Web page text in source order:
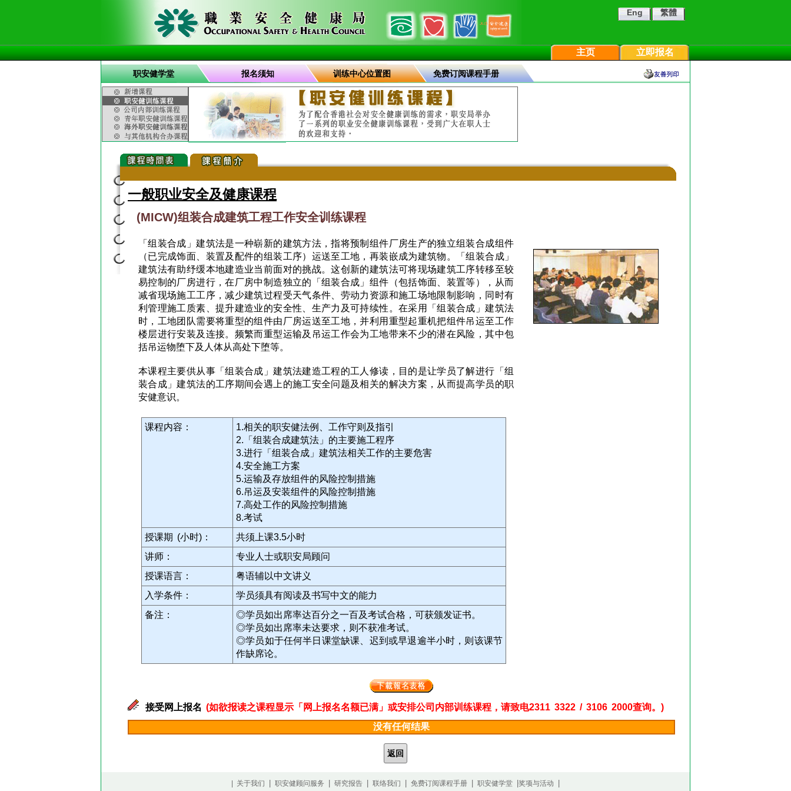
繁體
Eng
立即报名
主页
职安健学堂 报名须知 训练中心位置图 免费订阅课程手册
一般职业安全及健康课程
(MICW)组装合成建筑工程工作安全训练课程
「组装合成」建筑法是一种崭新的建筑方法，指将预制组件厂房生产的独立组装合成组件
（已完成饰面、装置及配件的组装工序）运送至工地，再装嵌成为建筑物。「组装合成」
建筑法有助纾缓本地建造业当前面对的挑战。这创新的建筑法可将现场建筑工序转移至较
易控制的厂房进行，在厂房中制造独立的「组装合成」组件（包括饰面、装置等），从而
减省现场施工工序，减少建筑过程受天气条件、劳动力资源和施工场地限制影响，同时有
利管理施工质素、提升建造业的安全性、生产力及可持续性。在采用「组装合成」建筑法
时，工地团队需要将重型的组件由厂房运送至工地，并利用重型起重机把组件吊运至工作
楼层进行安装及连接。频繁而重型运输及吊运工作会为工地带来不少的潜在风险，其中包
括吊运物堕下及人体从高处下堕等。
本课程主要供从事「组装合成」建筑法建造工程的工人修读，目的是让学员了解进行「组
装合成」建筑法的工序期间会遇上的施工安全问题及相关的解决方案，从而提高学员的职
安健意识。
课程内容：
1.相关的职安健法例、工作守则及指引
2.「组装合成建筑法」的主要施工程序
3.进行「组装合成」建筑法相关工作的主要危害
4.安全施工方案
5.运输及存放组件的风险控制措施
6.吊运及安装组件的风险控制措施
7.高处工作的风险控制措施
8.考试
授课期 (小时)：
共须上课3.5小时
讲师：
专业人士或职安局顾问
授课语言：
粤语辅以中文讲义
入学条件：
学员须具有阅读及书写中文的能力
备注：
◎学员如出席率达百分之一百及考试合格，可获颁发证书。
◎学员如出席率未达要求，则不获准考试。
◎学员如于任何半日课堂缺课、迟到或早退逾半小时，则该课节
作缺席论。
接受网上报名 (如欲报读之课程显示「网上报名名额已满」或安排公司内部训练课程，请致电2311 3322 / 3106 2000查询。)
没有任何结果
返回
| 关于我们 职安健顾问服务 研究报告 联络我们 免费订阅课程手册 职安健学堂 奖项与活动